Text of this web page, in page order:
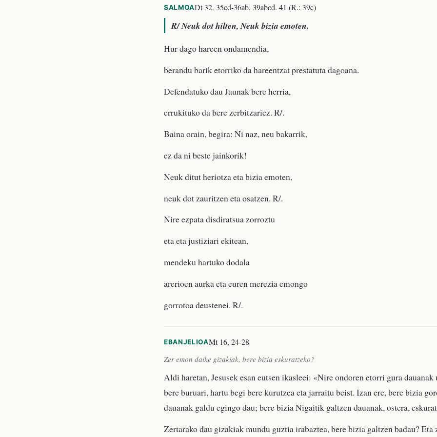
SALMOADt 32, 35cd-36ab. 39abcd. 41 (R.: 39c)
R/Neuk dot hilten, Neuk bizia emoten.
Hur dago hareen ondamendia,
berandu barik etorriko da hareentzat prestatuta dagoana.
Defendatuko dau Jaunak bere herria,
errukituko da bere zerbitzariez. R/.
Baina orain, begira: Ni naz, neu bakarrik,
ez da ni beste jainkorik!
Neuk ditut heriotza eta bizia emoten,
neuk dot zauritzen eta osatzen. R/.
Nire ezpata disdiratsua zorroztu
eta eta justiziari ekitean,
mendeku hartuko dodala
arerioen aurka eta euren merezia emongo
gorrotoa deustenei. R/.
EBANJELIOAMt 16, 24-28
Zer emon daike gizakiak, bere bizia eskuratzeko?
Aldi haretan, Jesusek esan eutsen ikasleei: «Nire ondoren etorri gura
bere buruari, hartu begi bere kurutzea eta jarraitu beist. Izan ere, bere bizia
dauanak galdu egingo dau; bere bizia Nigaitik galtzen dauanak, ostera,
Zertarako dau gizakiak mundu guztia irabaztea, bere bizia galtzen badau? Eta